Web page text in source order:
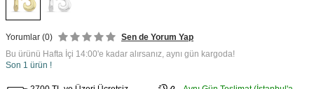
Yorumlar (0)
Sen de Yorum Yap
Bu ürünü Hafta İçi 14:00'e kadar alırsanız, aynı gün kargoda!
Son 1 ürün !